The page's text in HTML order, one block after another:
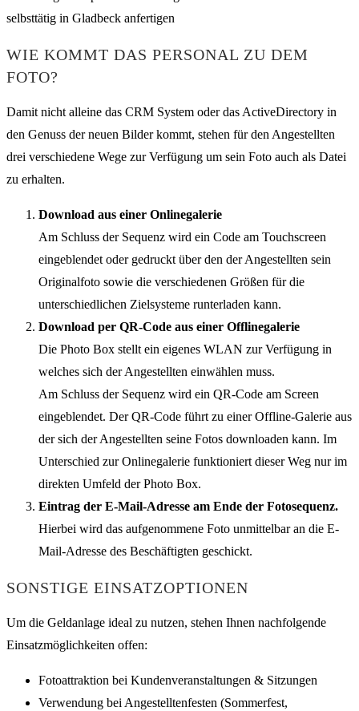
WIE KOMMT DAS PERSONAL ZU DEM
FOTO?
Damit nicht alleine das CRM System oder das ActiveDirectory in
den Genuss der neuen Bilder kommt, stehen für den Angestellten
drei verschiedene Wege zur Verfügung um sein Foto auch als Datei
zu erhalten.
Download aus einer Onlinegalerie
Am Schluss der Sequenz wird ein Code am Touchscreen
eingeblendet oder gedruckt über den der Angestellten sein
Originalfoto sowie die verschiedenen Größen für die
unterschiedlichen Zielsysteme runterladen kann.
Download per QR-Code aus einer Offlinegalerie
Die Photo Box stellt ein eigenes WLAN zur Verfügung in
welches sich der Angestellten einwählen muss.
Am Schluss der Sequenz wird ein QR-Code am Screen
eingeblendet. Der QR-Code führt zu einer Offline-Galerie aus
der sich der Angestellten seine Fotos downloaden kann. Im
Unterschied zur Onlinegalerie funktioniert dieser Weg nur im
direkten Umfeld der Photo Box.
Eintrag der E-Mail-Adresse am Ende der Fotosequenz.
Hierbei wird das aufgenommene Foto unmittelbar an die E-
Mail-Adresse des Beschäftigten geschickt.
SONSTIGE EINSATZOPTIONEN
Um die Geldanlage ideal zu nutzen, stehen Ihnen nachfolgende
Einsatzmöglichkeiten offen:
Fotoattraktion bei Kundenveranstaltungen & Sitzungen
Verwendung bei Angestelltenfesten (Sommerfest,